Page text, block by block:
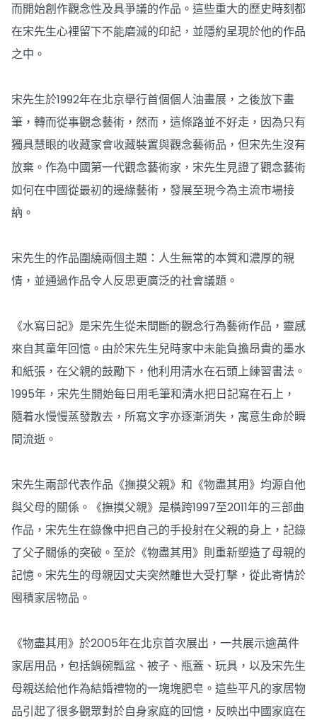
而開始創作觀念性及具爭議的作品。這些重大的歷史時刻都
在宋先生心裡留下不能磨滅的印記，並隱約呈現於他的作品
之中。
宋先生於1992年在北京舉行首個個人油畫展，之後放下畫
筆，轉而從事觀念藝術，然而，這條路並不好走，因為只有
獨具慧眼的收藏家會收藏裝置與觀念藝術品，但宋先生沒有
放棄。作為中國第一代觀念藝術家，宋先生見證了觀念藝術
如何在中國從最初的邊緣藝術，發展至現今為主流市場接
納。
宋先生的作品圍繞兩個主題：人生無常的本質和濃厚的親
情，並通過作品令人反思更廣泛的社會議題。
《水寫日記》是宋先生從未間斷的觀念行為藝術作品，靈感
來自其童年回憶。由於宋先生兒時家中未能負擔昂貴的墨水
和紙張，在父親的鼓勵下，他利用清水在石頭上練習書法。
1995年，宋先生開始每日用毛筆和清水把日記寫在石上，
隨着水慢慢蒸發散去，所寫文字亦逐漸消失，寓意生命於瞬
間流逝。
宋先生兩部代表作品《撫摸父親》和《物盡其用》均源自他
與父母的關係。《撫摸父親》是橫跨1997至2011年的三部曲
作品，宋先生在錄像中把自己的手投射在父親的身上，記錄
了父子關係的突破。至於《物盡其用》則重新塑造了母親的
記憶。宋先生的母親因丈夫突然離世大受打擊，從此寄情於
囤積家居物品。
《物盡其用》於2005年在北京首次展出，一共展示逾萬件
家居用品，包括鍋碗瓢盆、被子、瓶蓋、玩具，以及宋先生
母親送給他作為結婚禮物的一塊塊肥皂。這些平凡的家居物
品引起了很多觀眾對於自身家庭的回憶，反映出中國家庭在